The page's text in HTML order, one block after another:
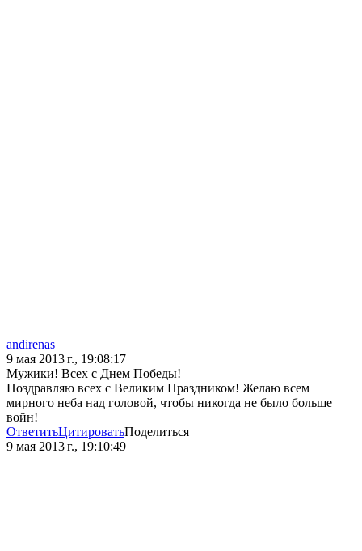
andirenas
9 мая 2013 г., 19:08:17
Мужики! Всех с Днем Победы!
Поздравляю всех с Великим Праздником! Желаю всем
мирного неба над головой, чтобы никогда не было больше
войн!
ОтветитьЦитироватьПоделиться
9 мая 2013 г., 19:10:49